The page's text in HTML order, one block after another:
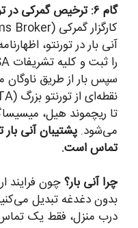
گام ۶: ترخیص گمرکی در تورنتو و تحویل درب منزل
سپس بار از طریق
تا ریچموند هیل،
می‌شود. پشتیبان آنی
تماس است.
چرا آنی بار؟چون فرایند
بدون دغدغه تبدیل
درب منزل، فقط یک تماس